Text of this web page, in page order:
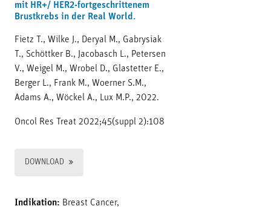
mit HR+/ HER2-fortgeschrittenem
Brustkrebs in der Real World.
Fietz T., Wilke J., Deryal M., Gabrysiak
T., Schöttker B., Jacobasch L., Petersen
V., Weigel M., Wrobel D., Glastetter E.,
Berger L., Frank M., Woerner S.M.,
Adams A., Wöckel A., Lux M.P., 2022.
Oncol Res Treat 2022;45(suppl 2):108
DOWNLOAD
Indikation: Breast Cancer,